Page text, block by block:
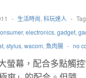
- 生活時尚, 科玩達人 -
, electronics, gadget,
, stylus, wacom, 魚肉腸 - no
螢幕，配合多點觸